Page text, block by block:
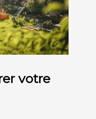
votre
la